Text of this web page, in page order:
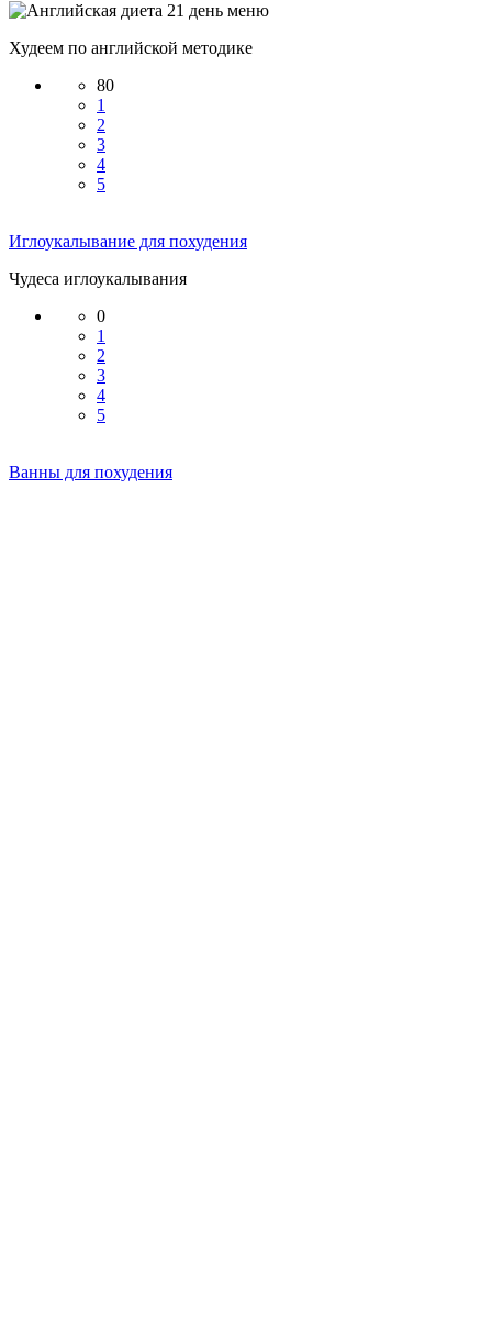
Худеем по английской методике
80
1
2
3
4
5
Иглоукалывание для похудения
Чудеса иглоукалывания
0
1
2
3
4
5
Ванны для похудения